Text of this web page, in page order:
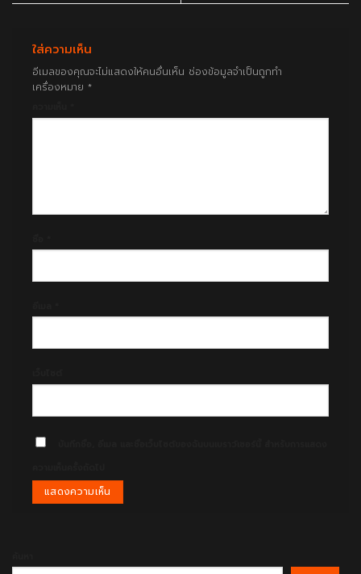
ใส่ความเห็น
อีเมลของคุณจะไม่แสดงให้คนอื่นเห็น ช่องข้อมูลจำเป็นถูกทำ
เครื่องหมาย *